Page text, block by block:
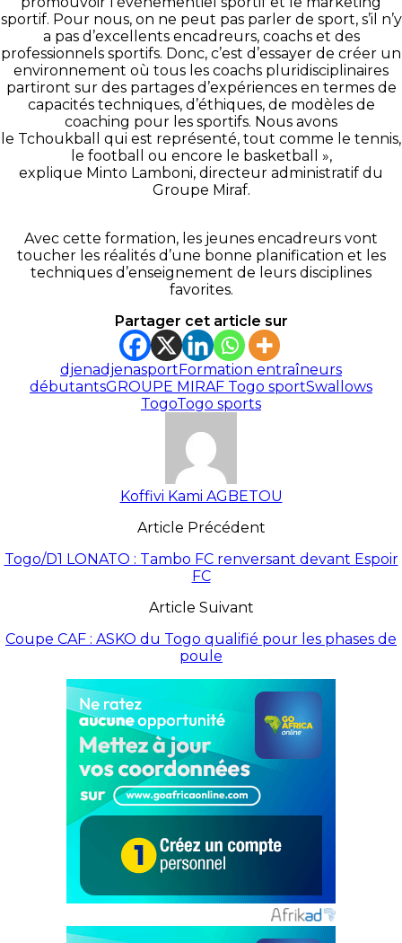
sportif. Pour nous, on ne peut pas parler de sport, s’il n’y
a pas d’excellents encadreurs, coachs et des
professionnels sportifs. Donc, c’est d’essayer de créer un
environnement où tous les coachs pluridisciplinaires
partiront sur des partages d’expériences en termes de
capacités techniques, d’éthiques, de modèles de
coaching pour les sportifs. Nous avons
le Tchoukball qui est représenté, tout comme le tennis,
le football ou encore le basketball »,
explique Minto Lamboni, directeur administratif du
Groupe Miraf.
Avec cette formation, les jeunes encadreurs vont
toucher les réalités d’une bonne planification et les
techniques d’enseignement de leurs disciplines
favorites.
Partager cet article sur
djenadjenasportFormation entraîneurs
débutantsGROUPE MIRAF Togo sportSwallows
TogoTogo sports
Koffivi Kami AGBETOU
Article Précédent
Togo/D1 LONATO : Tambo FC renversant devant Espoir
FC
Article Suivant
Coupe CAF : ASKO du Togo qualifié pour les phases de
poule